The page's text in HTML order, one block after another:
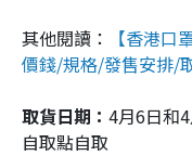
其他閱讀：
【香港
價錢/規格/發售安排/
取貨日期： 4月6日和
自取點自取